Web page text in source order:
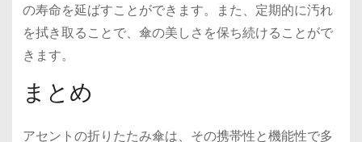
の寿命を延ばすことができます。また、定期的に汚れ
を拭き取ることで、傘の美しさを保ち続けることがで
きます。
まとめ
アセントの折りたたみ傘は、その携帯性と機能性で多